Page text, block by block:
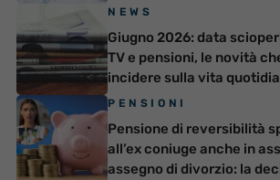
NEWS
Giugno 2026: data
TV e pensioni, le novità
incidere sulla vita
PENSIONI
Pensione di reversibilità
all’ex coniuge anche in
assegno di divorzio: la